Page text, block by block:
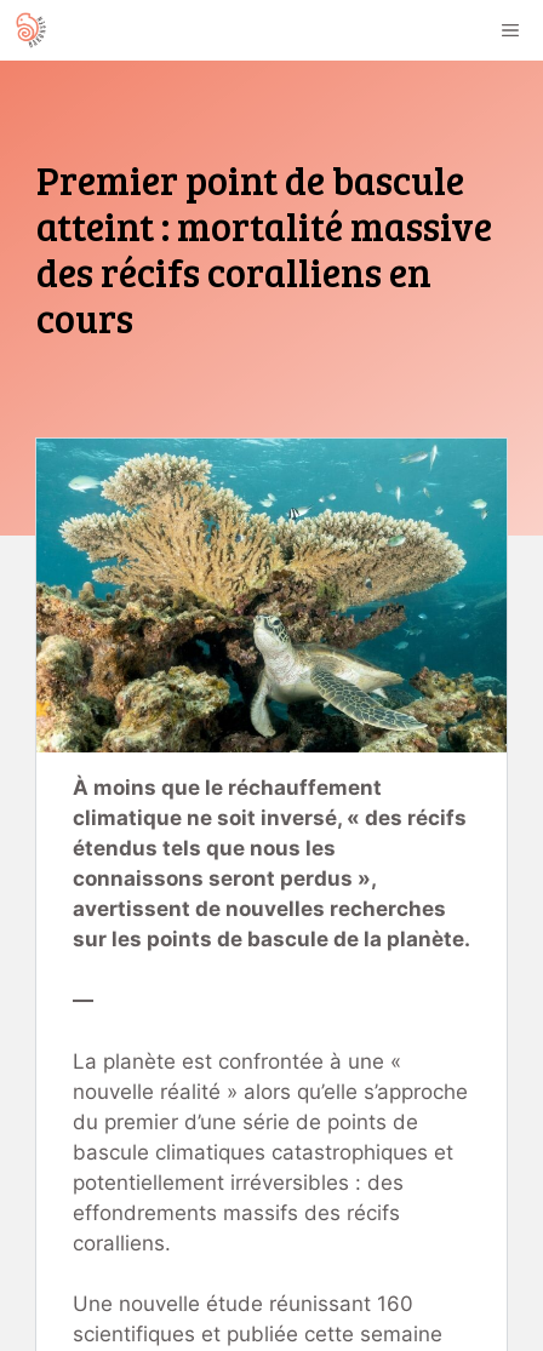
Aller
au
Premier point de bascule
atteint : mortalité massive
des récifs coralliens en
cours
À moins que le réchauffement
climatique ne soit inversé, « des récifs
étendus tels que nous les
connaissons seront perdus »,
avertissent de nouvelles recherches
sur les points de bascule de la planète.
—
La planète est confrontée à une «
nouvelle réalité » alors qu’elle s’approche
du premier d’une série de points de
bascule climatiques catastrophiques et
potentiellement irréversibles : des
effondrements massifs des récifs
coralliens.
Une nouvelle étude réunissant 160
scientifiques et publiée cette semaine